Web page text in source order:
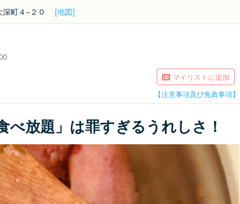
深町４−２０ [地図]
マイリストに追加
【注意事項及び免責事項】
べ放題」は罪すぎるうれしさ！